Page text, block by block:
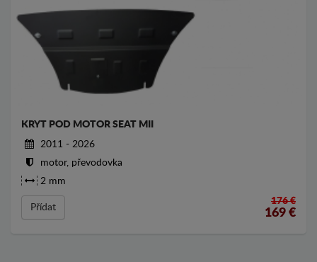
KRYT POD MOTOR SEAT MII
2011 - 2026
motor, převodovka
2 mm
Přídat
176 €
169 €